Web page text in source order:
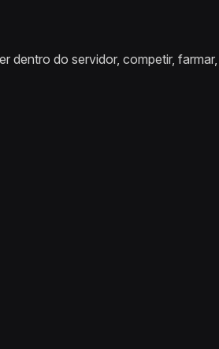
dentro do servidor, competir, farmar,